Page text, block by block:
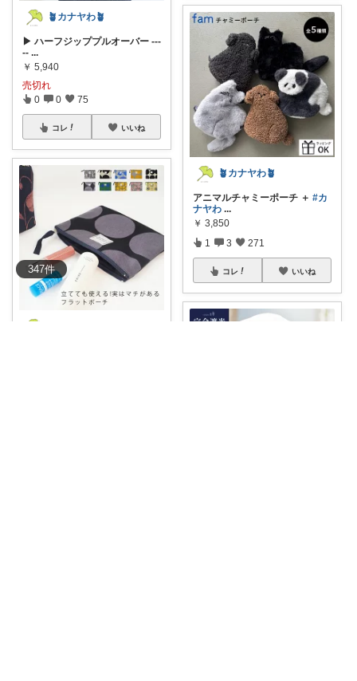
347件
🪴カナヤわ🪴
▶ ハーフジッププルオーバー ---
-- ...
￥ 5,940
売切れ
0 0 75
コレ いいね
🪴カナヤわ🪴
アニマルチャミーポーチ ＋ #カ
ナヤわ ...
￥ 3,850
1 3 271
コレ いいね